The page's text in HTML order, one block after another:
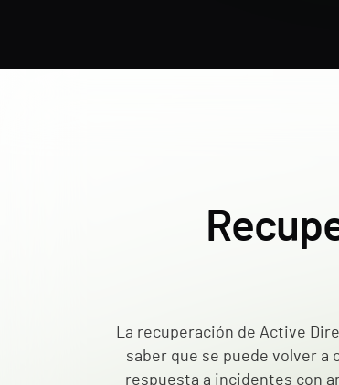
La recuperación de Active
saber que se puede volver
respuesta a incidentes con